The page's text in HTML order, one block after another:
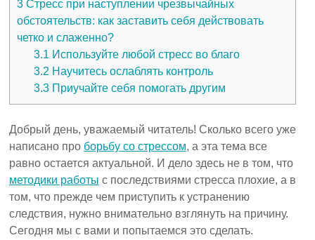
3 Стресс при наступлении чрезвычайных
обстоятельств: как заставить себя действовать
четко и слаженно?
3.1 Используйте любой стресс во благо
3.2 Научитесь ослаблять контроль
3.3 Приучайте себя помогать другим
Добрый день, уважаемый читатель! Сколько всего уже
написано про борьбу со стрессом, а эта тема все
равно остается актуальной. И дело здесь не в том, что
методики работы с последствиями стресса плохие, а в
том, что прежде чем приступить к устранению
следствия, нужно внимательно взглянуть на причину.
Сегодня мы с вами и попытаемся это сделать.